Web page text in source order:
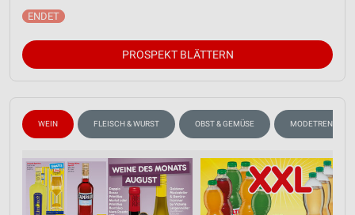
PROSPEKT BLÄTTERN
WEIN FLEISCH & WURST OBST & GEMÜSE MODETRENDS